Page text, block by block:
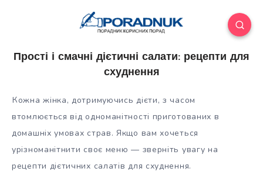
Прості і смачні дієтичні салати: рецепти для
схуднення
Кожна жінка, дотримуючись дієти, з часом
втомлюється від одноманітності приготованих в
домашніх умовах страв. Якщо вам хочеться
урізноманітнити своє меню — зверніть увагу на
рецепти дієтичних салатів для схуднення.